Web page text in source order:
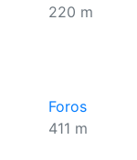
220 m
Foros
411 m